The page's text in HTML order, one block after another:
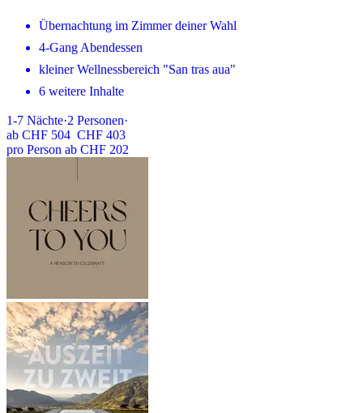
Übernachtung im Zimmer deiner Wahl
4-Gang Abendessen
kleiner Wellnessbereich "San tras aua"
6 weitere Inhalte
1-7 Nächte·2 Personen·
ab CHF 504 CHF 403
pro Person ab CHF 202